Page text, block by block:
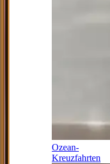
Ozean-
Kreuzfahrten